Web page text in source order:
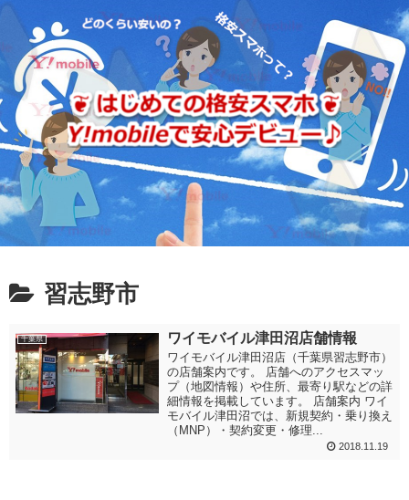
習志野市
千葉県 ワイモバイル津田沼店舗情報
ワイモバイル津田沼店（千葉県習志野市）
の店舗案内です。 店舗へのアクセスマッ
プ（地図情報）や住所、最寄り駅などの詳
細情報を掲載しています。 店舗案内 ワイ
モバイル津田沼では、新規契約・乗り換え
（MNP）・契約変更・修理...
2018.11.19